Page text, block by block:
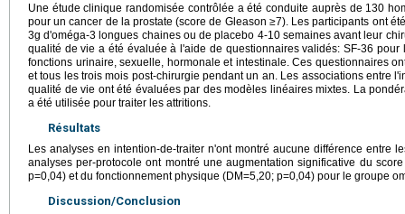
Une étude clinique randomisée contrôlée a été conduite auprès de 130
pour un cancer de la prostate (score de Gleason ≥7). Les participants ont
3g d'oméga-3 longues chaines ou de placebo 4-10 semaines avant leur
qualité de vie a été évaluée à l'aide de questionnaires validés: SF-36
fonctions urinaire, sexuelle, hormonale et intestinale. Ces questionnaires
et tous les trois mois post-chirurgie pendant un an. Les associations entre
qualité de vie ont été évaluées par des modèles linéaires mixtes. La
a été utilisée pour traiter les attritions.
Résultats
Les analyses en intention-de-traiter n'ont montré aucune différence entre
analyses per-protocole ont montré une augmentation significative du
p=0,04) et du fonctionnement physique (DM=5,20; p=0,04) pour le groupe
Discussion/Conclusion